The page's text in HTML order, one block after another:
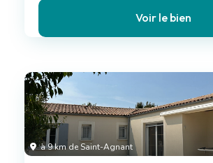
Voir le bien
à 9 km de Saint-Agnant